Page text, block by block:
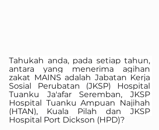
Tahukah anda, pada setiap tahun,
antara yang menerima agihan
zakat MAINS adalah Jabatan Kerja
Sosial Perubatan (JKSP) Hospital
Tuanku Ja'afar Seremban, JKSP
Hospital Tuanku Ampuan Najihah
(HTAN), Kuala Pilah dan JKSP
Hospital Port Dickson (HPD)?